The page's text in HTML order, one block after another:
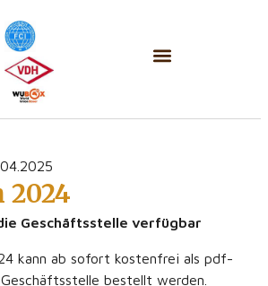
2024
Geschäftsstelle verfügbar
kann ab sofort kostenfrei als pdf-
bestellt werden.